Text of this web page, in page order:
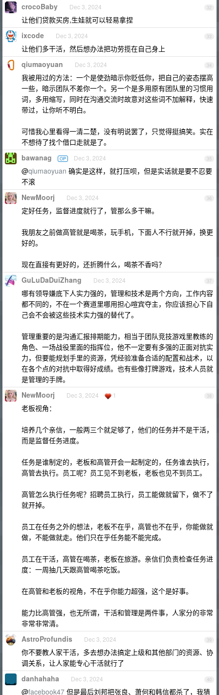
32
crocoBaby Dec 3, 2024
让他们贷款买房,生娃就可以轻易拿捏
33
ixcode Dec 3, 2024
让他们多干活，然后想办法把功劳揽在自己身上
34
qiumaoyuan Dec 3, 2024
我被用过的方法：一个是使劲暗示你贬低你，把自己的姿态摆高
一些，暗示团队不差你一个。另一个是多用原有团队里的习惯用
词，多用缩写，同时在沟通交流时故意对这些词不加解释，快速
带过，让你听不明白。
可惜我心里看得一清二楚，没有明说罢了，只觉得挺搞笑。实在
不想待了找个借口走就是了。
35
bawanag OP Dec 3, 2024
@qiumaoyuan 确实是这样，就打压呗，但是实话就是要不忍要
不滚
36
NewMoorj Dec 3, 2024
定好任务，监督进度就行了，管那么多干嘛。
我朋友之前做高管就是喝茶，玩手机，下面人不行就开掉，换更
好的。
现在直接有更好的，还折腾什么，喝茶不香吗？
37
GuLuDaDuiZhang Dec 3, 2024
哪有领导嫌底下人实力强的，管理和技术是两个方向，工作内容
都不同的，不在一个赛道里哪用担心喧宾夺主，你应该担心下自
己会不会被这些技术实力强的替代了。
管理重要的是沟通汇报排期能力，相当于团队竞技游戏里教练的
角色、一场战役里面的指挥位，他不一定要有多强的正面对抗实
力，但要能规划手里的资源，凭经验准备合适的配置和战术，以
在各个点的对抗中取得好成绩。也有些像打牌游戏，技术人员就
是管理的手牌。
38
NewMoorj Dec 3, 2024 1
老板视角：
培养几个亲信，一般两三个就足够了，他们的任务并不是干活，
而是监督任务进度。
任务是谁制定的，老板和高管开会一起制定的，任务谁去执行，
高管去执行。员工呢？员工见不到老板，老板也见不到员工。
高管怎么执行任务呢？招聘员工执行，员工能做就留下，做不了
就开掉。
员工在任务之外的想法，老板不在乎，高管也不在乎，你能做就
做，不能做就走。他们只在乎任务能不能完成。
员工在干活，高管在喝茶，老板在旅游。亲信们负责检查任务进
度：一周抽几天跟高管喝茶吃饭。
在高管和老板的视角，不在乎你能力超强，这个是好事。
能力比高管强，也无所谓，干活和管理是两件事，人家分的非常
非常非常清。
39
AstroProfundis Dec 3, 2024
你不要教人家干活，多去想办法搞定上级和其他部门的资源、协
调关系，让人家能专心干活就行了
40
danhahaha Dec 3, 2024
@facebook47 但是最后刘邦把张良、萧何和韩信都杀了，我猜